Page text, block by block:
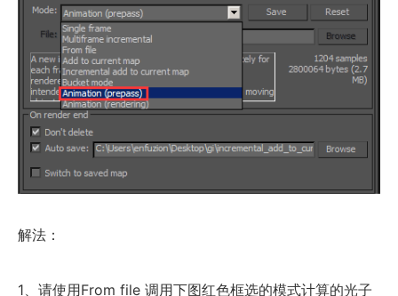
解法：
1、请使用From file 调用下图红色框选的模式计算的光子